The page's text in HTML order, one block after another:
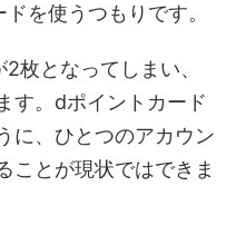
を使うつもりです。
枚となってしまい、
す。dポイントカード
に、ひとつのアカウン
ことが現状ではできま